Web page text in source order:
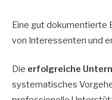
Eine gut dokumentierte
von Interessenten und
Die erfolgreiche
systematisches